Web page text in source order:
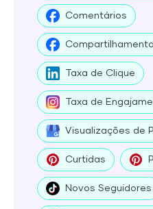
Comentários
Taxa de Clique
Taxa de
Visualizações de
Curtidas
Novos Seguidores